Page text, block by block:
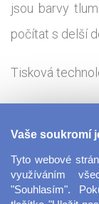
jsou barvy
počítat s delší
Tisková
klubech,
Vaše soukromí
Tyto webové
využíváním
"Souhlasím".